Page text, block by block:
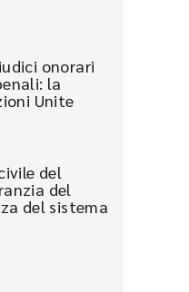
onorari
la
Unite
del
del
del sistema